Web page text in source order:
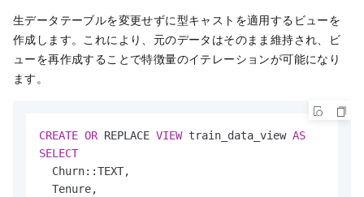
生データテーブルを変更せずに型キャストを適用するビューを
作成します。これにより、元のデータはそのまま維持され、ビ
ューを再作成することで特徴量のイテレーションが可能になり
ます。
CREATE OR REPLACE VIEW train_data_view AS
SELECT
  Churn::TEXT,
  Tenure,